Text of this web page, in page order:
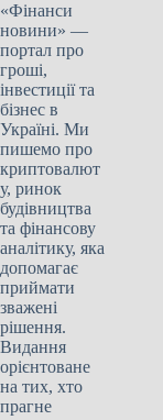
«Фінанси
новини» —
портал про
гроші,
інвестиції та
бізнес в
Україні. Ми
пишемо про
криптовалют
у, ринок
будівництва
та фінансову
аналітику, яка
допомагає
приймати
зважені
рішення.
Видання
орієнтоване
на тих, хто
прагне